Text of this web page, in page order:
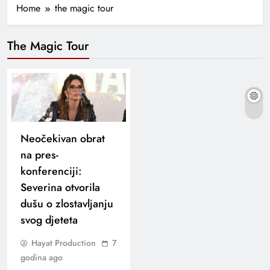
Home the magic tour
The Magic Tour
Neočekivan obrat
na pres-
konferenciji:
Severina otvorila
dušu o zlostavljanju
svog djeteta
Hayat Production
7
godina ago